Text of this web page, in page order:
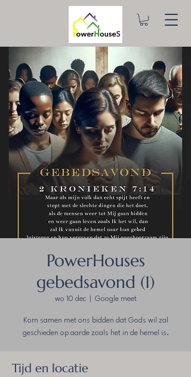
PowerHouses
gebedsavond (1)
wo 10 dec
  |
Google meet
Kom samen met ons bidden dat Gods wil zal
geschieden op aarde zoals het in de hemel is.
Tijd en locatie